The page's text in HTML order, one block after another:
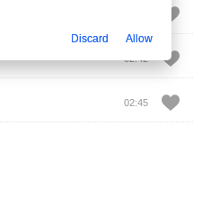
02:42
02:45
Discard Allow